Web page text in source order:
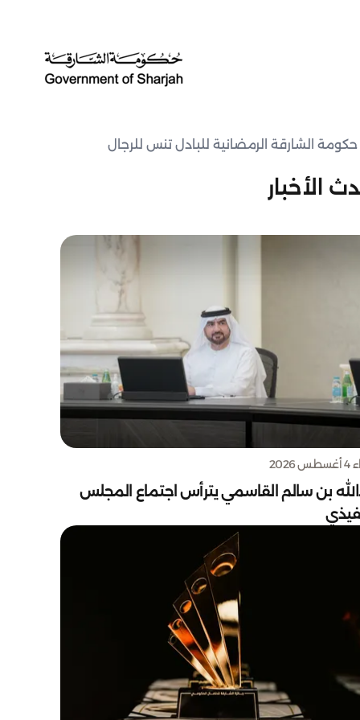
الشارقة الرمضانية للبادل تنس للرجال
الأخبار
2026
بن سالم القاسمي يترأس اجتماع المجلس